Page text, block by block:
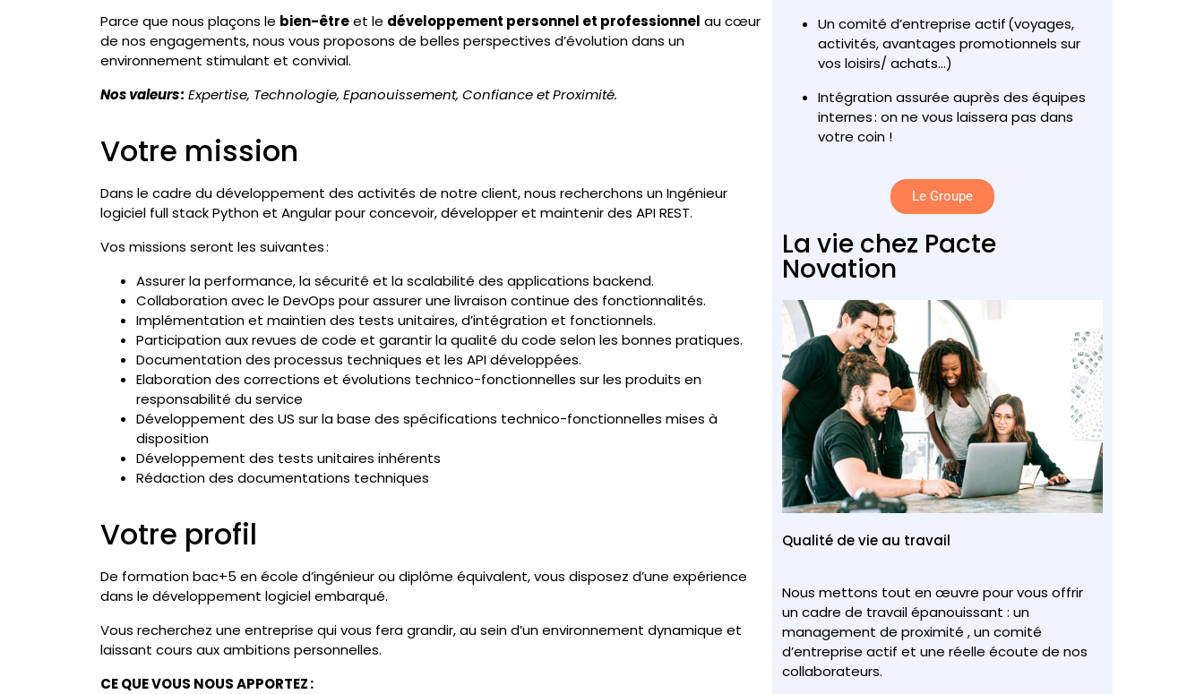
Parce que nous plaçons le bien-êtreet le développement personnel et professionnel au cœur
de nos engagements, nous vous proposons de belles perspectives d’évolution dans un
environnement stimulant et convivial.
Nos valeurs : Expertise, Technologie, Epanouissement, Confiance et Proximité.
Votre mission
Dans le cadre du développement des activités de notre client, nous recherchons un Ingénieur
logiciel full stack Python et Angular pour concevoir, développer et maintenir des API REST.
Vos missions seront les suivantes :
Assurer la performance, la sécurité et la scalabilité des applications backend.
Collaboration avec le DevOps pour assurer une livraison continue des fonctionnalités.
Implémentation et maintien des tests unitaires, d’intégration et fonctionnels.
Participation aux revues de code et garantir la qualité du code selon les bonnes pratiques.
Documentation des processus techniques et les API développées.
Elaboration des corrections et évolutions technico-fonctionnelles sur les produits en
responsabilité du service
Développement des US sur la base des spécifications technico-fonctionnelles mises à
disposition
Développement des tests unitaires inhérents
Rédaction des documentations techniques
Votre profil
De formation bac+5 en école d’ingénieur ou diplôme équivalent, vous disposez d’une expérience
dans le développement logiciel embarqué.
Vous recherchez une entreprise qui vous fera grandir, au sein d’un environnement dynamique et
laissant cours aux ambitions personnelles.
CE QUE VOUS NOUS APPORTEZ :
Un comité d’entreprise actif (voyages,
activités, avantages promotionnels sur
vos loisirs/ achats…)
Intégration assurée auprès des équipes
internes : on ne vous laissera pas dans
votre coin !
Le Groupe
La vie chez Pacte
Novation
Qualité de vie au travail
Nous mettons tout en œuvre pour vous offrir
un cadre de travail épanouissant : un
management de proximité , un comité
d’entreprise actif et une réelle écoute de nos
collaborateurs.